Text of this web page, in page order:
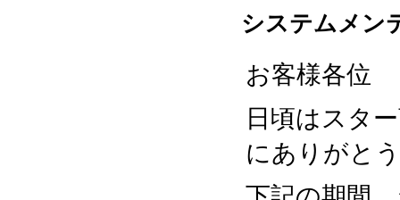
システムメン
お客様各位
日頃はスタ
にありがと